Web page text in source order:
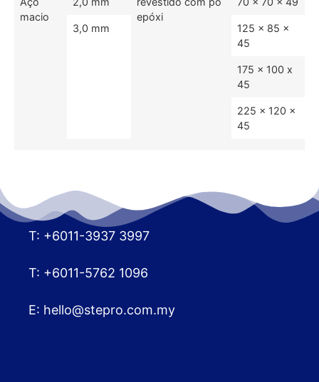
macio
epóxi
3,0 mm
125 x 85 x
45
175 x 100 x
45
225 x 120 x
45
T: +6011-3937 3997
T: +6011-5762 1096
E: hello@stepro.com.my